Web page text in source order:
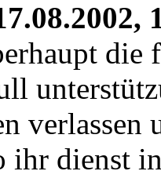
die
verlassen
ihr dienst